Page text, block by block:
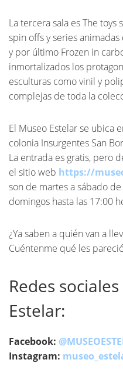
La tercera sala es The
spin offs y series
y por último Frozen in
inmortalizados los
esculturas como vinil y
complejas de toda la
El Museo Estelar se ubica
colonia Insurgentes San
La entrada es gratis, pero
el sitio web https://
son de martes a sábado
domingos hasta las 17:00
¿Ya saben a quién van a
Cuéntenme qué les
Redes
Estelar:
Facebook:
Instagram: